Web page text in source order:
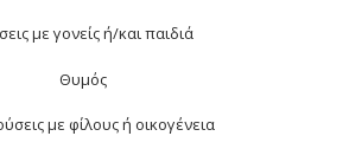
με γονείς ή/και παιδιά
Θυμός
με φίλους ή οικογένεια